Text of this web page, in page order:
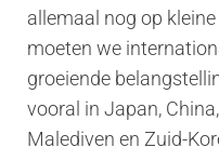
allemaal nog op
moeten we
groeiende
vooral in Japan,
Malediven en Zuid-